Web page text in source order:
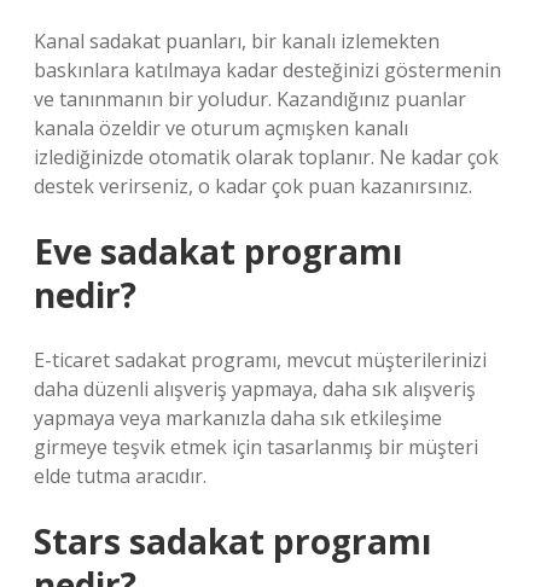
Kanal sadakat puanları, bir kanalı izlemekten
baskınlara katılmaya kadar desteğinizi göstermenin
ve tanınmanın bir yoludur. Kazandığınız puanlar
kanala özeldir ve oturum açmışken kanalı
izlediğinizde otomatik olarak toplanır. Ne kadar çok
destek verirseniz, o kadar çok puan kazanırsınız.
Eve sadakat programı
nedir?
E-ticaret sadakat programı, mevcut müşterilerinizi
daha düzenli alışveriş yapmaya, daha sık alışveriş
yapmaya veya markanızla daha sık etkileşime
girmeye teşvik etmek için tasarlanmış bir müşteri
elde tutma aracıdır.
Stars sadakat programı